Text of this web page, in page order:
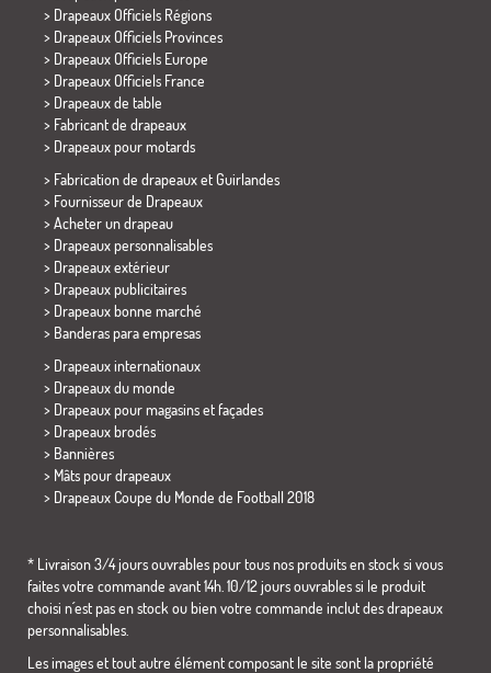
> Drapeaux Officiels Régions
> Drapeaux Officiels Provinces
> Drapeaux Officiels Europe
> Drapeaux Officiels France
> Drapeaux de table
> Fabricant de drapeaux
> Drapeaux pour motards
> Fabrication de drapeaux et Guirlandes
> Fournisseur de Drapeaux
> Acheter un drapeau
> Drapeaux personnalisables
> Drapeaux extérieur
> Drapeaux publicitaires
> Drapeaux bonne marché
> Banderas para empresas
> Drapeaux internationaux
> Drapeaux du monde
> Drapeaux pour magasins et façades
> Drapeaux brodés
> Bannières
> Mâts pour drapeaux
> Drapeaux Coupe du Monde de Football 2018
* Livraison 3/4 jours ouvrables pour tous nos produits en stock si vous
faites votre commande avant 14h. 10/12 jours ouvrables si le produit
choisi n´est pas en stock ou bien votre commande inclut des drapeaux
personnalisables.
Les images et tout autre élément composant le site sont la propriété